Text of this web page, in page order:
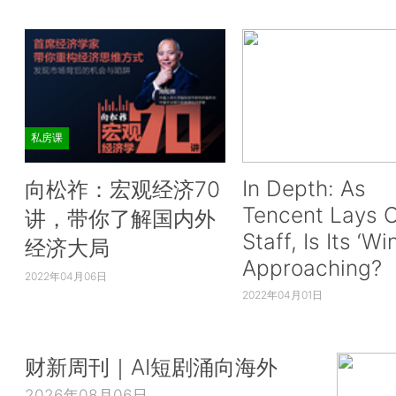
私房课
向松祚：宏观经济70
讲，带你了解国内外
经济大局
2022年04月06日
In Depth: As
Tencent Lays
Staff, Is Its
Approaching?
2022年04月01日
财新周刊｜AI短剧涌向海外